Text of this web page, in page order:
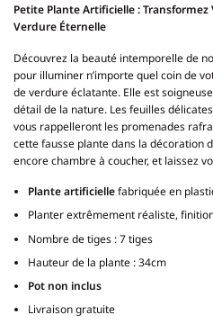
Petite Plante Artificielle :
Verdure Éternelle
Découvrez la beauté intemporelle de
pour illuminer n’importe quel coin de
de verdure éclatante. Elle est
détail de la nature. Les feuilles
vous rappelleront les promenades
cette fausse plante dans la décoration
encore chambre à coucher, et laissez
Plante artificiellefabriquée en
Planter extrêmement réaliste,
Nombre de tiges : 7 tiges
Hauteur de la plante : 34cm
Pot non inclus
Livraison gratuite